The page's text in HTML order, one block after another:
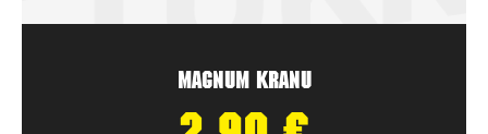
Magnum Kranu